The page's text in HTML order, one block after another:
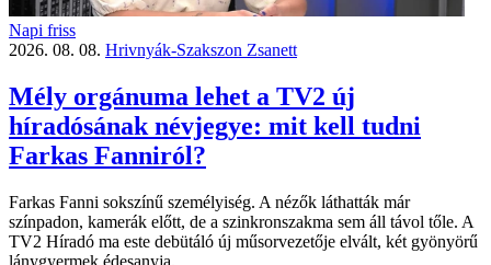
Napi friss
2026. 08. 08. Hrivnyák-Szakszon Zsanett
Mély orgánuma lehet a TV2 új
híradósának névjegye: mit kell tudni
Farkas Fanniról?
Farkas Fanni sokszínű személyiség. A nézők láthatták már
színpadon, kamerák előtt, de a szinkronszakma sem áll távol tőle. A
TV2 Híradó ma este debütáló új műsorvezetője elvált, két gyönyörű
lánygyermek édesanyja.